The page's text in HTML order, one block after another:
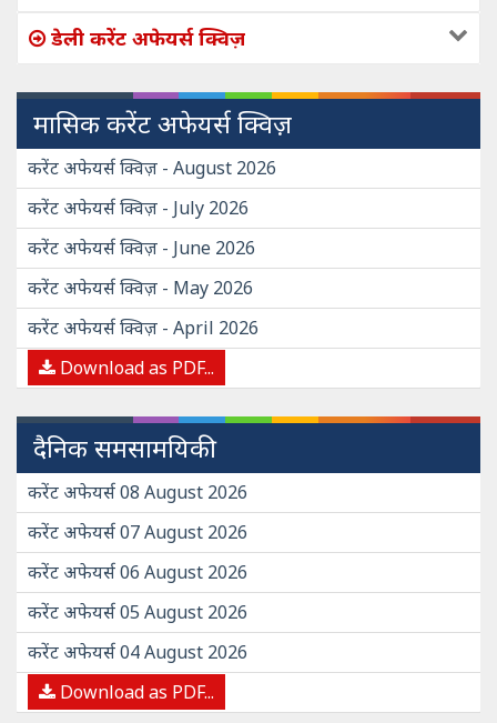
डेली करेंट अफेयर्स क्विज़
मासिक करेंट अफेयर्स क्विज़
करेंट अफेयर्स क्विज़ - August 2026
करेंट अफेयर्स क्विज़ - July 2026
करेंट अफेयर्स क्विज़ - June 2026
करेंट अफेयर्स क्विज़ - May 2026
करेंट अफेयर्स क्विज़ - April 2026
Download as PDF...
दैनिक समसामयिकी
करेंट अफेयर्स 08 August 2026
करेंट अफेयर्स 07 August 2026
करेंट अफेयर्स 06 August 2026
करेंट अफेयर्स 05 August 2026
करेंट अफेयर्स 04 August 2026
Download as PDF...